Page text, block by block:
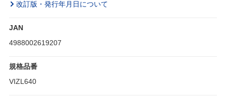
改訂版・発行年月日について
JAN
4988002619207
規格品番
VIZL640